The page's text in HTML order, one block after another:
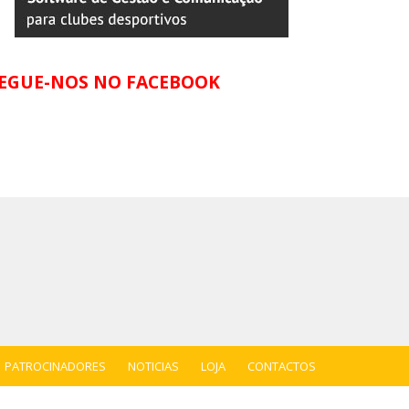
NOS NO FACEBOOK
PATROCINADORES NOTICIAS LOJA CONTACTOS